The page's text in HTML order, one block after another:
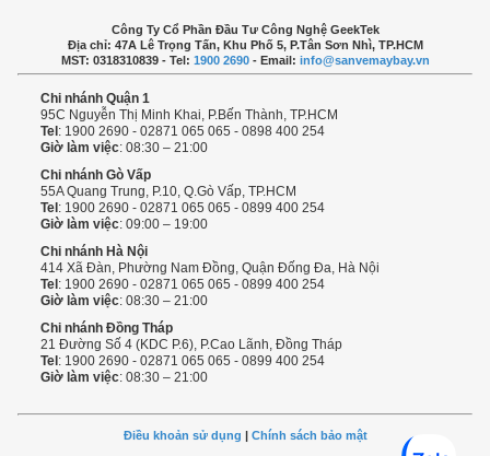
Công Ty Cổ Phần Đầu Tư Công Nghệ GeekTek
Địa chỉ: 47A Lê Trọng Tấn, Khu Phố 5, P.Tân Sơn Nhì, TP.HCM
MST: 0318310839 - Tel: 1900 2690- Email: info@sanvemaybay.vn
Chi nhánh Quận 1
95C Nguyễn Thị Minh Khai, P.Bến Thành, TP.HCM
Tel : 1900 2690 - 02871 065 065 - 0898 400 254
Giờ làm việc: 08:30 – 21:00
Chi nhánh Gò Vấp
55A Quang Trung, P.10, Q.Gò Vấp, TP.HCM
Tel : 1900 2690 - 02871 065 065 - 0899 400 254
Giờ làm việc: 09:00 – 19:00
Chi nhánh Hà Nội
414 Xã Đàn, Phường Nam Đồng, Quận Đống Đa, Hà Nội
Tel : 1900 2690 - 02871 065 065 - 0899 400 254
Giờ làm việc: 08:30 – 21:00
Chi nhánh Đồng Tháp
21 Đường Số 4 (KDC P.6), P.Cao Lãnh, Đồng Tháp
Tel : 1900 2690 - 02871 065 065 - 0899 400 254
Giờ làm việc: 08:30 – 21:00
Điều khoản sử dụng | Chính sách bảo mật